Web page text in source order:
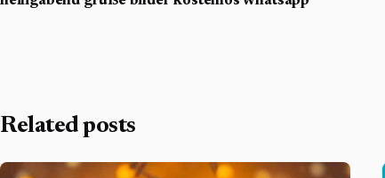
Related posts